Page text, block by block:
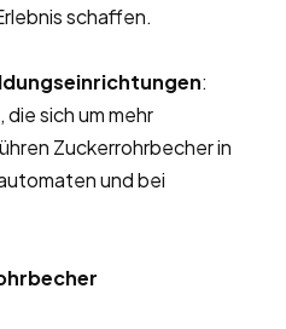
schaffen.
:
sich um mehr
Zuckerrohrbecher in
und bei